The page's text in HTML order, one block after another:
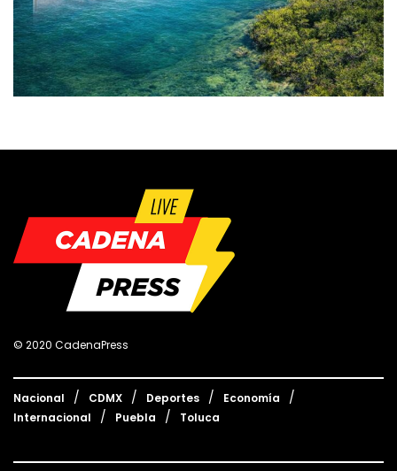
© 2020 CadenaPress
Nacional CDMX Deportes
Economía
Internacional
Puebla Toluca